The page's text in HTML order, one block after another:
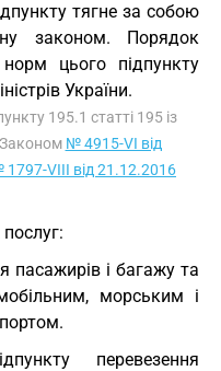
тягне за собою
законом. Порядок
цього підпункту
України.
195.1 статті 195 із
Законом № 4915-VI від
1797-VIII від 21.12.2016
пасажирів і багажу та
морським і
перевезення